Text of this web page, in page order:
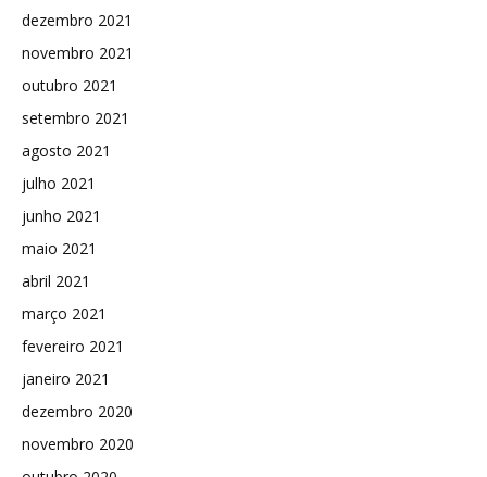
dezembro 2021
novembro 2021
outubro 2021
setembro 2021
agosto 2021
julho 2021
junho 2021
maio 2021
abril 2021
março 2021
fevereiro 2021
janeiro 2021
dezembro 2020
novembro 2020